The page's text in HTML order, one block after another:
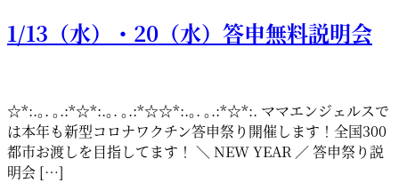
1/13（水）・20（水）答申無料説明会
☆*:.｡. ｡.:*☆*:.｡. ｡.:*☆☆*:.｡. ｡.:*☆*:. ママエンジェルスで
は本年も新型コロナワクチン答申祭り開催します！全国300
都市お渡しを目指してます！ ＼ NEW YEAR ／ 答申祭り説
明会 […]